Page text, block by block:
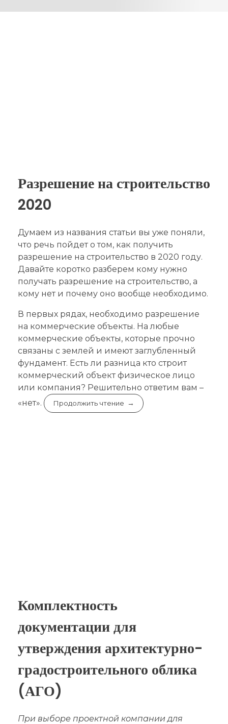
Разрешение на строительство
2020
Думаем из названия статьи вы уже поняли,
что речь пойдет о том, как получить
разрешение на строительство в 2020 году.
Давайте коротко разберем кому нужно
получать разрешение на строительство, а
кому нет и почему оно вообще необходимо.
В первых рядах, необходимо разрешение
на коммерческие объекты. На любые
коммерческие объекты, которые прочно
связаны с землей и имеют заглубленный
фундамент. Есть ли разница кто строит
коммерческий объект физическое лицо
или компания? Решительно ответим вам –
«нет».
Продолжить чтение
Комплектность
документации для
утверждения архитектурно-
градостроительного облика
(АГО)
При выборе проектной компании для